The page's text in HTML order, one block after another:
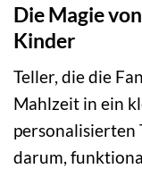
Die Magie
Kinder
Teller, die die
Mahlzeit in ein
personalisierten
darum,